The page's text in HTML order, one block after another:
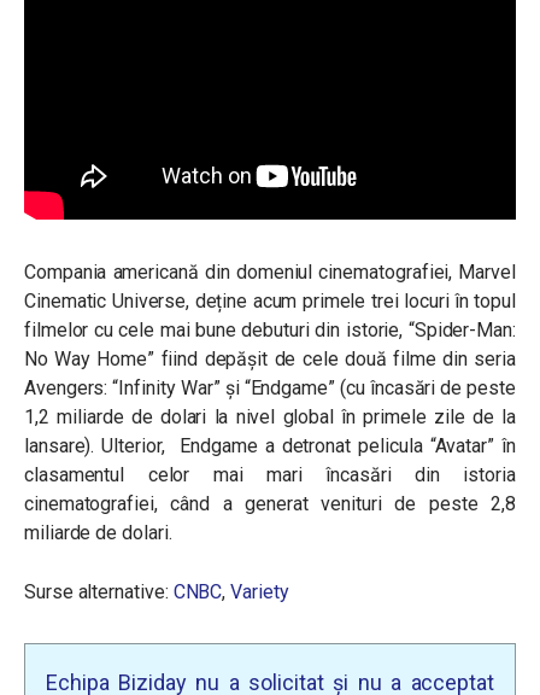
Compania americană din domeniul cinematografiei, Marvel
Cinematic Universe, deține acum primele trei locuri în topul
filmelor cu cele mai bune debuturi din istorie, “Spider-Man:
No Way Home” fiind depășit de cele două filme din seria
Avengers: “Infinity War” și “Endgame” (cu încasări de peste
1,2 miliarde de dolari la nivel global în primele zile de la
lansare). Ulterior, Endgame a detronat pelicula “Avatar” în
clasamentul celor mai mari încasări din istoria
cinematografiei, când a generat venituri de peste 2,8
miliarde de dolari.
Surse alternative: CNBC,Variety
Echipa Biziday nu a solicitat și nu a acceptat